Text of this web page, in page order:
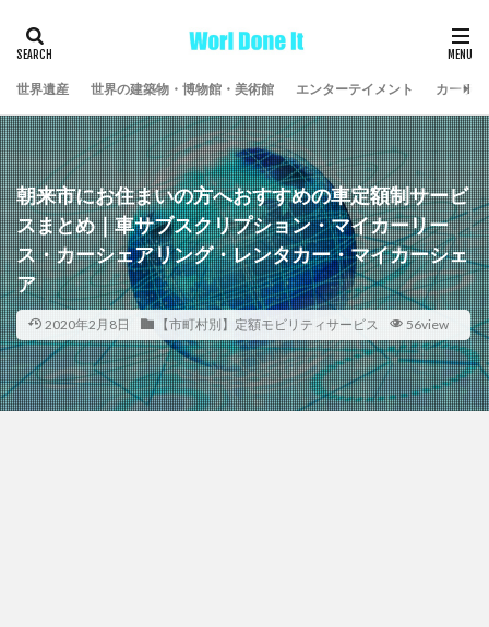
世界遺産 世界の建築物・博物館・美術館 エンターテイメント カーラ
朝来市にお住まいの方へおすすめの車定額制サービ
スまとめ｜車サブスクリプション・マイカーリー
ス・カーシェアリング・レンタカー・マイカーシェ
ア
2020年2月8日 【市町村別】定額モビリティサービス 56view